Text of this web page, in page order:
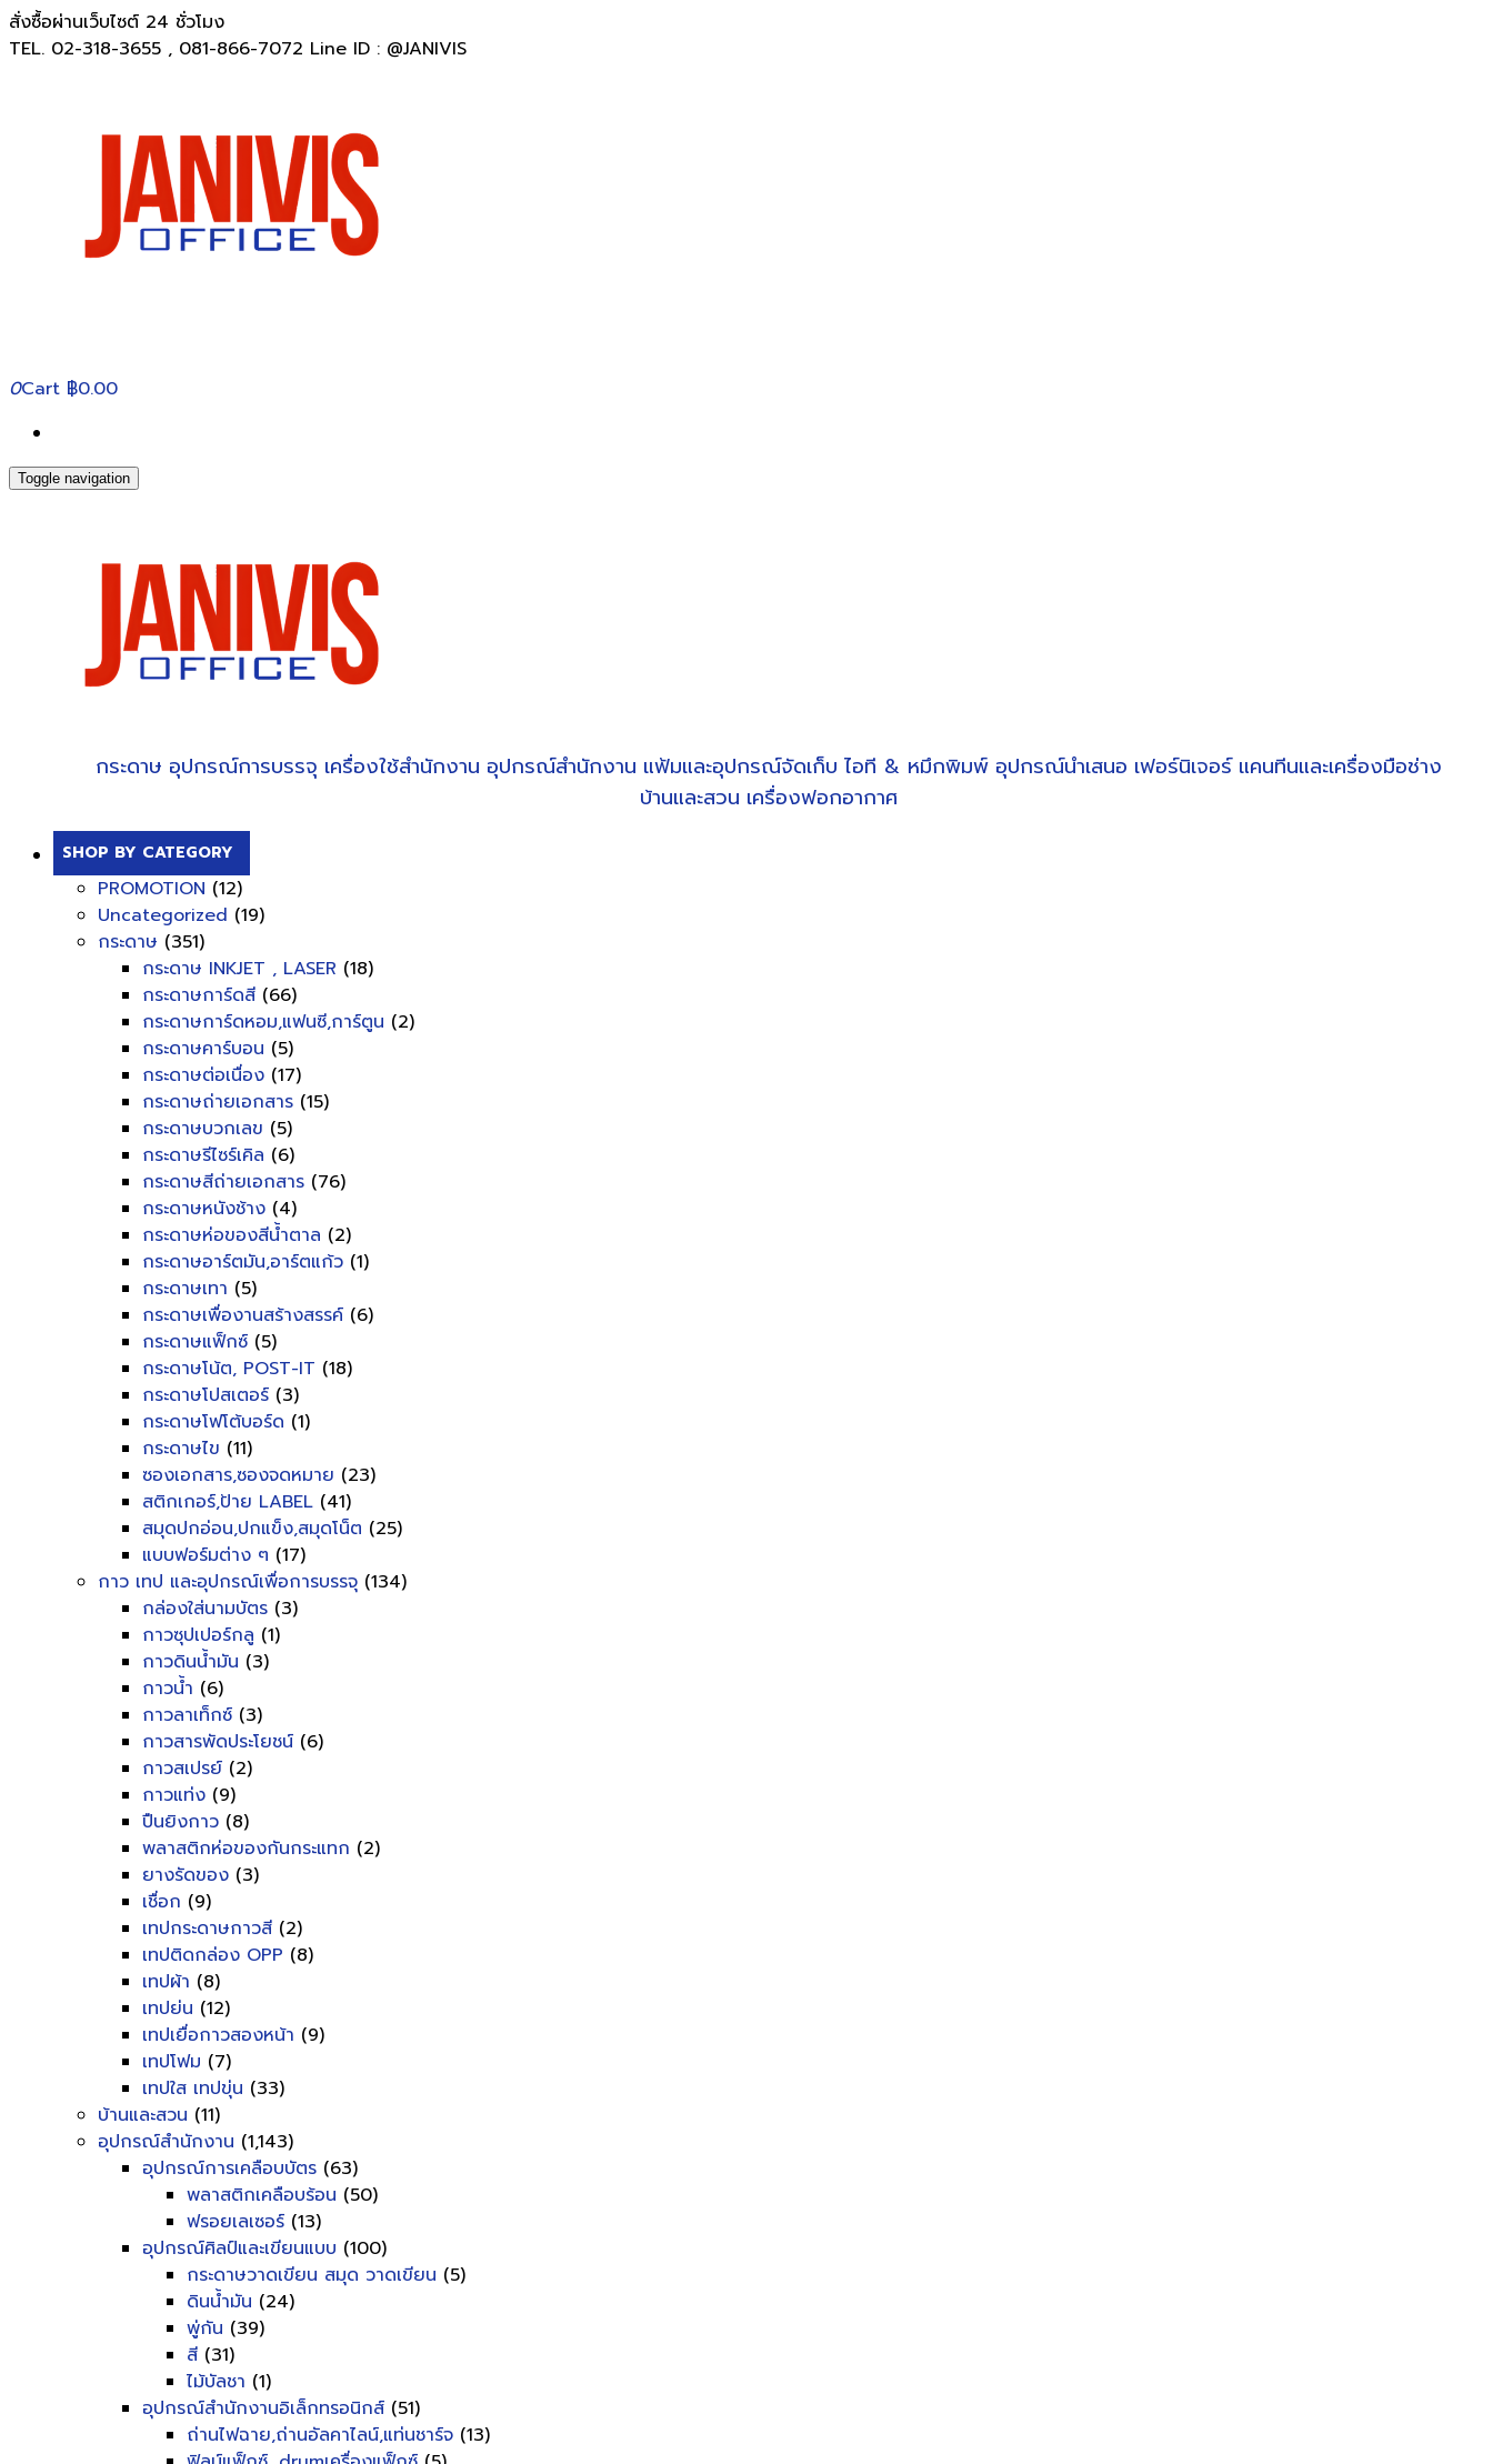
สั่งซื้อผ่านเว็บไซต์ 24 ชั่วโมง
TEL. 02-318-3655 , 081-866-7072 Line ID : @JANIVIS
0Cart ฿0.00
Toggle navigation
กระดาษ อุปกรณ์การบรรจุ เครื่องใช้สำนักงาน อุปกรณ์สำนักงาน แฟ้มและอุปกรณ์จัดเก็บ ไอที & หมึกพิมพ์ อุปกรณ์นำเสนอ เฟอร์นิเจอร์ แคนทีนและเครื่องมือช่าง
บ้านและสวน เครื่องฟอกอากาศ
SHOP BY CATEGORY
PROMOTION (12)
Uncategorized (19)
กระดาษ (351)
กระดาษ INKJET , LASER (18)
กระดาษการ์ดสี (66)
กระดาษการ์ดหอม,แฟนซี,การ์ตูน (2)
กระดาษคาร์บอน (5)
กระดาษต่อเนื่อง (17)
กระดาษถ่ายเอกสาร (15)
กระดาษบวกเลข (5)
กระดาษรีไซร์เคิล (6)
กระดาษสีถ่ายเอกสาร (76)
กระดาษหนังช้าง (4)
กระดาษห่อของสีน้ำตาล (2)
กระดาษอาร์ตมัน,อาร์ตแก้ว (1)
กระดาษเทา (5)
กระดาษเพื่องานสร้างสรรค์ (6)
กระดาษแฟ็กซ์ (5)
กระดาษโน้ต, POST-IT (18)
กระดาษโปสเตอร์ (3)
กระดาษโฟโต้บอร์ด (1)
กระดาษไข (11)
ซองเอกสาร,ซองจดหมาย (23)
สติกเกอร์,ป้าย LABEL (41)
สมุดปกอ่อน,ปกแข็ง,สมุดโน็ต (25)
แบบฟอร์มต่าง ๆ (17)
กาว เทป และอุปกรณ์เพื่อการบรรจุ (134)
กล่องใส่นามบัตร (3)
กาวซุปเปอร์กลู (1)
กาวดินน้ำมัน (3)
กาวน้ำ (6)
กาวลาเท็กซ์ (3)
กาวสารพัดประโยชน์ (6)
กาวสเปรย์ (2)
กาวแท่ง (9)
ปืนยิงกาว (8)
พลาสติกห่อของกันกระแทก (2)
ยางรัดของ (3)
เชื่อก (9)
เทปกระดาษกาวสี (2)
เทปติดกล่อง OPP (8)
เทปผ้า (8)
เทปย่น (12)
เทปเยื่อกาวสองหน้า (9)
เทปโฟม (7)
เทปใส เทปขุ่น (33)
บ้านและสวน (11)
อุปกรณ์สำนักงาน (1,143)
อุปกรณ์การเคลือบบัตร (63)
พลาสติกเคลือบร้อน (50)
ฟรอยเลเซอร์ (13)
อุปกรณ์ศิลป์และเขียนแบบ (100)
กระดาษวาดเขียน สมุด วาดเขียน (5)
ดินน้ำมัน (24)
พู่กัน (39)
สี (31)
ไม้บัลชา (1)
อุปกรณ์สำนักงานอิเล็กทรอนิกส์ (51)
ถ่านไฟฉาย,ถ่านอัลคาไลน์,แท่นชาร์จ (13)